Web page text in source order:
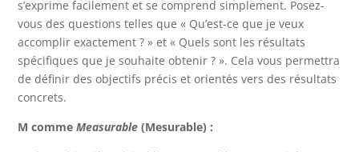
s’exprime facilement et se comprend simplement. Posez-
vous des questions telles que « Qu’est-ce que je veux
accomplir exactement ? » et « Quels sont les résultats
spécifiques que je souhaite obtenir ? ». Cela vous permettra
de définir des objectifs précis et orientés vers des résultats
concrets.
M commeMeasurable (Mesurable) :